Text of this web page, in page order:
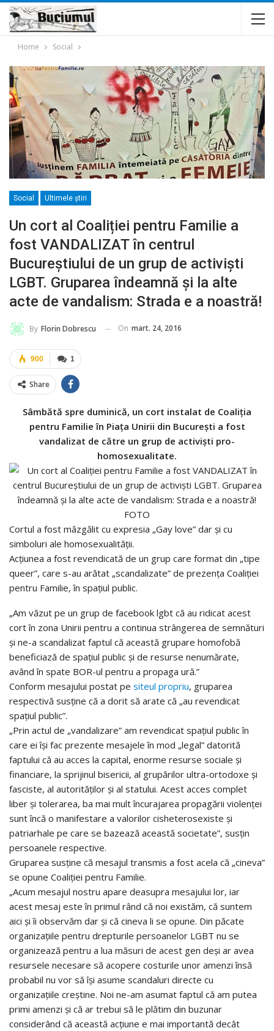
Home Social
Social Ultimele ştiri
Un cort al Coaliției pentru Familie a
fost VANDALIZAT în centrul
Bucureștiului de un grup de activiști
LGBT. Gruparea îndeamnă și la alte
acte de vandalism: Strada e a noastră!
By Florin Dobrescu On mart. 24, 2016
1
900
Share
Sâmbătă spre duminică, un cort instalat de Coaliția
pentru Familie în Piața Unirii din București a fost
vandalizat de către un grup de activiști pro-
homosexualitate.
Cortul a fost mâzgălit cu expresia „Gay love” dar și cu
simboluri ale homosexualității.
Acțiunea a fost revendicată de un grup care format din „tipe
queer”, care s-au arătat „scandalizate” de prezența Coaliției
pentru Familie, în spațiul public.
„Am văzut pe un grup de facebook lgbt că au ridicat acest
cort în zona Unirii pentru a continua strângerea de semnături
și ne-a scandalizat faptul că această grupare homofobă
beneficiază de spațiul public și de resurse nenumărate,
având în spate BOR-ul pentru a propaga ură.”
Conform mesajului postat pe siteul propriu, gruparea
respectivă susține că a dorit să arate că „au revendicat
spațiul public”.
„Prin actul de „vandalizare” am revendicat spațiul public în
care ei își fac prezente mesajele în mod „legal” datorită
faptului că au acces la capital, enorme resurse sociale și
financiare, la sprijinul bisericii, al grupărilor ultra-ortodoxe și
fasciste, al autorităților și al statului. Acest acces complet
liber și tolerarea, ba mai mult încurajarea propagării violenței
sunt încă o manifestare a valorilor cisheterosexiste și
patriarhale pe care se bazează această societate”, susțin
persoanele respective.
Gruparea susține că mesajul transmis a fost acela că „cineva”
se opune Coaliției pentru Familie.
„Acum mesajul nostru apare deasupra mesajului lor, iar
acest mesaj este în primul rând că noi existăm, că suntem
aici și îi observăm dar și că cineva li se opune. Din păcate
organizațiile pentru drepturile persoanelor LGBT nu se
organizează pentru a lua măsuri de acest gen deși ar avea
resursele necesare să acopere costurile unor amenzi însă
probabil nu vor să își asume scandaluri directe cu
organizațiile creștine. Noi ne-am asumat faptul că am putea
primi amenzi și că ar trebui să le plătim din buzunar
considerând că această acțiune e mai importantă decât